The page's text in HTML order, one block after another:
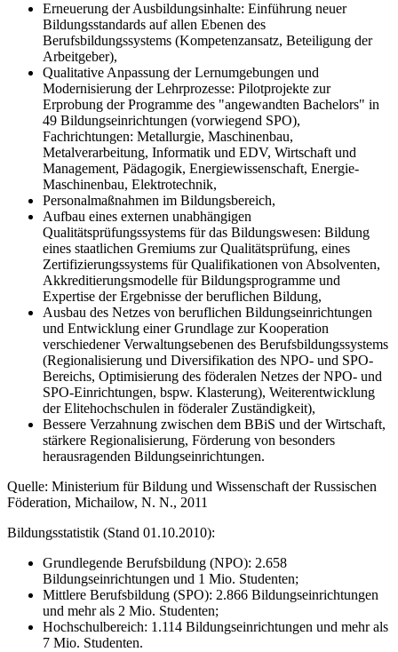
Erneuerung der Ausbildungsinhalte: Einführung neuer
Bildungsstandards auf allen Ebenen des
Berufsbildungssystems (Kompetenzansatz, Beteiligung der
Arbeitgeber),
Qualitative Anpassung der Lernumgebungen und
Modernisierung der Lehrprozesse: Pilotprojekte zur
Erprobung der Programme des "angewandten Bachelors" in
49 Bildungseinrichtungen (vorwiegend SPO),
Fachrichtungen: Metallurgie, Maschinenbau,
Metalverarbeitung, Informatik und EDV, Wirtschaft und
Management, Pädagogik, Energiewissenschaft, Energie-
Maschinenbau, Elektrotechnik,
Personalmaßnahmen im Bildungsbereich,
Aufbau eines externen unabhängigen
Qualitätsprüfungssystems für das Bildungswesen: Bildung
eines staatlichen Gremiums zur Qualitätsprüfung, eines
Zertifizierungssystems für Qualifikationen von Absolventen,
Akkreditierungsmodelle für Bildungsprogramme und
Expertise der Ergebnisse der beruflichen Bildung,
Ausbau des Netzes von beruflichen Bildungseinrichtungen
und Entwicklung einer Grundlage zur Kooperation
verschiedener Verwaltungsebenen des Berufsbildungssystems
(Regionalisierung und Diversifikation des NPO- und SPO-
Bereichs, Optimisierung des föderalen Netzes der NPO- und
SPO-Einrichtungen, bspw. Klasterung), Weiterentwicklung
der Elitehochschulen in föderaler Zuständigkeit),
Bessere Verzahnung zwischen dem BBiS und der Wirtschaft,
stärkere Regionalisierung, Förderung von besonders
herausragenden Bildungseinrichtungen.
Quelle: Ministerium für Bildung und Wissenschaft der Russischen
Föderation, Michailow, N. N., 2011
Bildungsstatistik (Stand 01.10.2010):
Grundlegende Berufsbildung (NPO): 2.658
Bildungseinrichtungen und 1 Mio. Studenten;
Mittlere Berufsbildung (SPO): 2.866 Bildungseinrichtungen
und mehr als 2 Mio. Studenten;
Hochschulbereich: 1.114 Bildungseinrichtungen und mehr als
7 Mio. Studenten.